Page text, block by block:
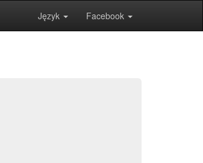
Język Facebook